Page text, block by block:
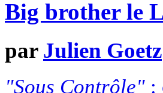
Big brother le
par Julien Goetz
"Sous Contrôle" :